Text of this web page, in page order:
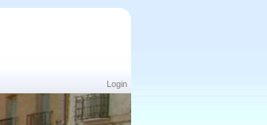
Login